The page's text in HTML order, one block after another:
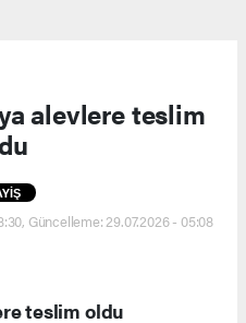
alevlere teslim
Güncelleme: 29.07.2026 - 05:08
teslim oldu